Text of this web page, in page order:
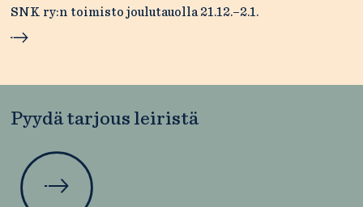
SNK ry:n toimisto joulutauolla 21.12.–2.1.
Pyydä tarjous leiristä